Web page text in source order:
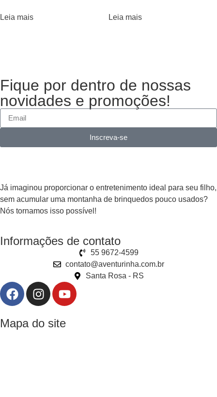
Leia mais Leia mais
Fique por dentro de nossas
novidades e promoções!
Inscreva-se
Já imaginou proporcionar o entretenimento ideal para seu filho,
sem acumular uma montanha de brinquedos pouco usados?
Nós tornamos isso possível!
Informações de contato
55 9672-4599
contato@aventurinha.com.br
Santa Rosa - RS
Mapa do site